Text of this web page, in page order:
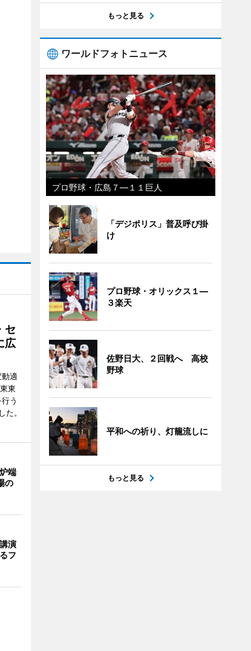
セ
広
適
東
う
。
端
の
演
フ
もっと見る
ワールドフォトニュース
プロ野球・広島７―１１巨人
「デジポリス」普及呼び掛
け
プロ野球・オリックス１―
３楽天
佐野日大、２回戦へ 高校
野球
平和への祈り、灯籠流しに
もっと見る